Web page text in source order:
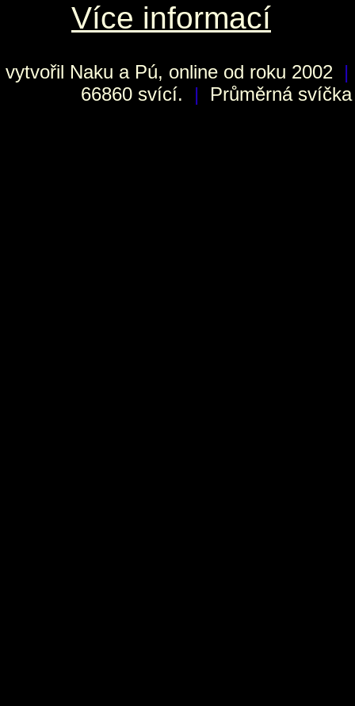
Více informací
vytvořil Naku a Pú, online od roku 2002 |
66860 svící.
| Průměrná